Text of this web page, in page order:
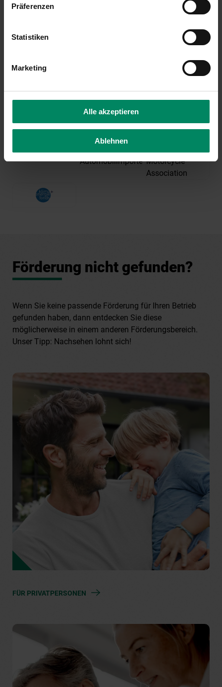
Präferenzen
Statistiken
Marketing
Alle akzeptieren
Ablehnen
e-mobilitaet(at)publicconsulting.at
Förderung nicht gefunden?
Wenn Sie keine passende Förderung für Ihren Betrieb
gefunden haben, dann entdecken Sie diese
möglicherweise in einem anderen Förderungsbereich.
Unser Tipp: Nachsehen lohnt sich!
FÜR PRIVATPERSONEN